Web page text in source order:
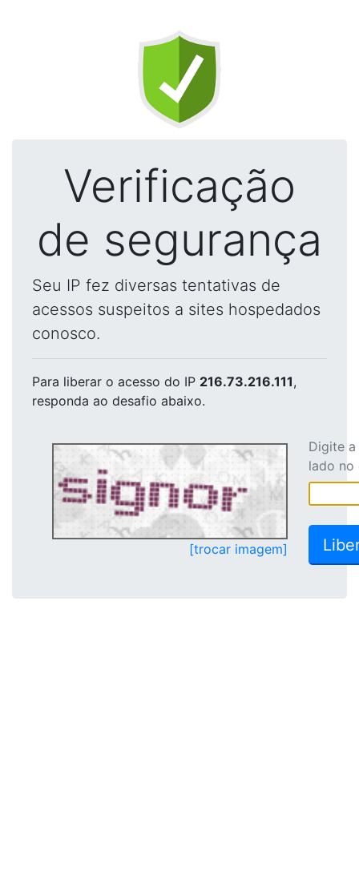
Verificação
de segurança
Seu IP fez diversas tentativas de
acessos suspeitos a sites hospedados
conosco.
Para liberar o acesso do IP 216.73.216.111,
responda ao desafio abaixo.
[trocar imagem]
Digite
lado no